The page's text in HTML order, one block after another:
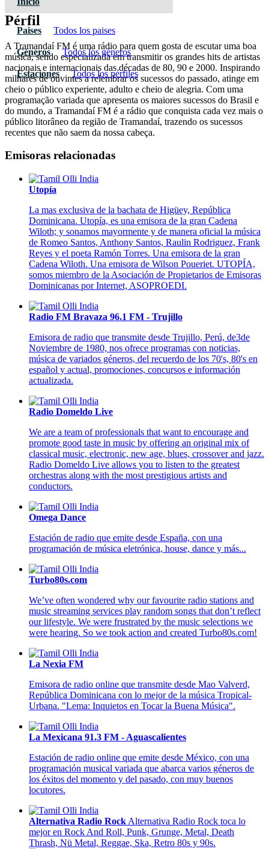
Paises Todos los paises
Géneros Todos los géneros
Estaciones Todos los pérfiles
Pérfil
A Tramandaí FM é uma rádio para quem gosta de escutar uma boa
música, sendo especializada em transmitir os grandes hits de artistas
nacionais e internacionais das décadas de 80, 90 e 2000. Inspirando
milhares de ouvintes a relembrar os sucessos do passado, atinge em
cheio o público experiente, adulto e cheio de alegria. Com uma
programação variada que apresenta os maiores sucessos do Brasil e
do mundo, a Tramandaí FM é a rádio que conquista cada vez mais o
público litorâneo da região de Tramandaí, trazendo os sucessos
recentes que não saem da nossa cabeça.
Emisoras relacionadas
Utopía
La mas exclusiva de la bachata de Higüey, República
Dominicana. Utopía, es una emisora de la gran Cadena
Wiloth; y sonamos mayormente y de manera oficial la música
de Romeo Santos, Anthony Santos, Raulin Rodriguez, Frank
Reyes y el poeta Ramón Torres. Una emisora de la gran
Cadena Wiloth. Una emisora de Wilson Poueriet. UTOPÍA,
somos miembro de la Asociación de Propietarios de Emisoras
Dominicanas por Internet, ASOPROEDI.
Radio FM Bravaza 96.1 FM - Trujillo
Emisora de radio que transmite desde Trujillo, Perú, de3de
Noviembre de 1980, nos ofrece programas con noticias,
música de variados géneros, del recuerdo de los 70's, 80's en
español y actual, promociones, concursos e información
actualizada.
Radio Domeldo Live
We are a team of professionals that want to encourage and
promote good taste in music by offering an original mix of
classical music, electronic, new age, blues, crossover and jazz.
Radio Domeldo Live allows you to listen to the greatest
orchestras along with the most prestigious artists and
conductors.
Omega Dance
Estación de radio que emite desde España, con una
programación de música eletrónica, house, dance y más...
Turbo80s.com
We’ve often wondered why our favourite radio stations and
music streaming services play random songs that don’t reflect
our lifestyle. We were frustrated by the music selections we
were hearing. So we took action and created Turbo80s.com!
La Nexia FM
Emisora de radio online que transmite desde Mao Valverd,
República Dominicana con lo mejor de la música Tropical-
Urbana. "Lema: Inquietos en Tocar la Buena Música".
La Mexicana 91.3 FM - Aguascalientes
Estación de radio online que emite desde México, con una
programación musical variada que abarca varios géneros de
los éxitos del momento y del pasado, con muy buenos
locutores.
Alternativa Radio Rock Alternativa Radio Rock toca lo
mejor en Rock And Roll, Punk, Grunge, Metal, Death
Thrash, Nü Metal, Reggae, Ska, Retro 80s y 90s.